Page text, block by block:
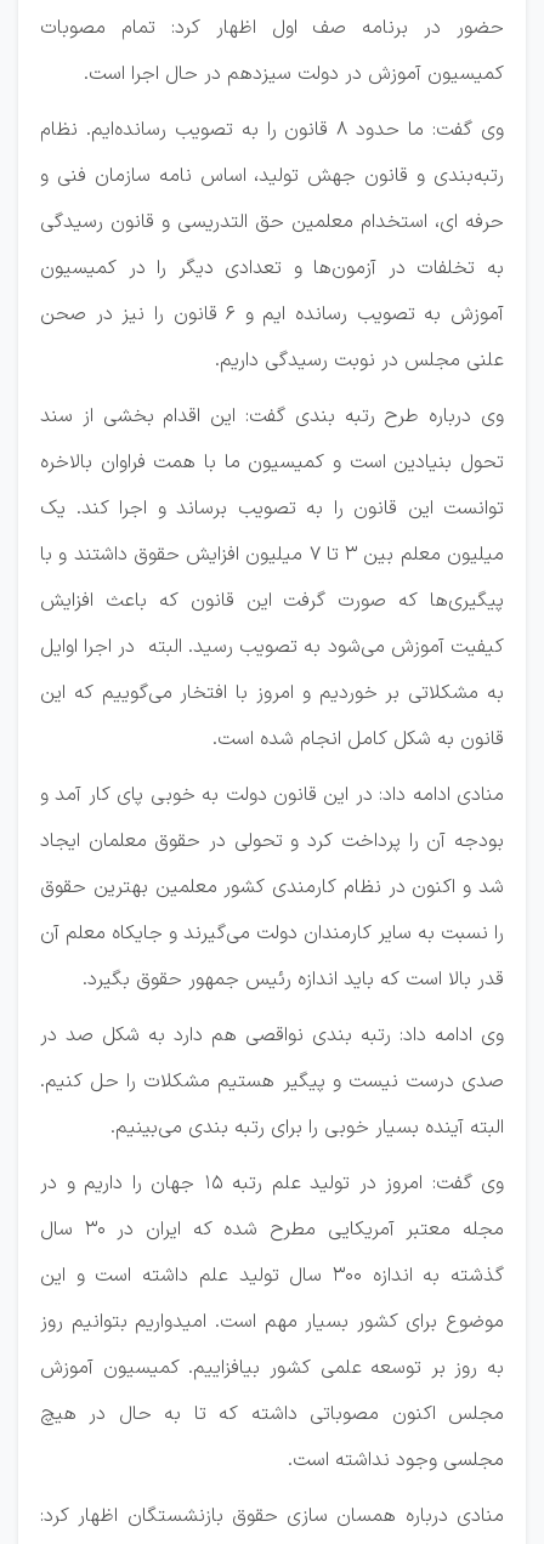
حضور در برنامه صف اول اظهار کرد: تمام مصوبات
کمیسیون آموزش در دولت سیزدهم در حال اجرا است.
وی گفت: ما حدود ۸ قانون را به تصویب رسانده‌ایم. نظام
رتبه‌بندی و قانون جهش تولید، اساس نامه سازمان فنی و
حرفه ای، استخدام معلمین حق التدریسی و قانون رسیدگی
به تخلفات در آزمون‌ها و تعدادی دیگر را در کمیسیون
آموزش به تصویب رسانده ایم و ۶ قانون را نیز در صحن
علنی مجلس در نوبت رسیدگی داریم.
وی درباره طرح رتبه بندی گفت:‌ این اقدام بخشی از سند
تحول بنیادین است و کمیسیون ما با همت فراوان بالاخره
توانست این قانون را به تصویب برساند و اجرا کند. یک
میلیون معلم بین ۳ تا ۷ میلیون افزایش حقوق داشتند و با
پیگیری‌ها که صورت گرفت این قانون که باعث افزایش
کیفیت آموزش می‌شود به تصویب رسید. البته در اجرا اوایل
به مشکلاتی بر خوردیم و امروز با افتخار می‌گوییم که این
قانون به شکل کامل انجام شده است.
منادی ادامه داد:‌ در این قانون دولت به خوبی پای کار آمد و
بودجه آن را پرداخت کرد و تحولی در حقوق معلمان ایجاد
شد و اکنون در نظام کارمندی کشور معلمین بهترین حقوق
را نسبت به سایر کارمندان دولت می‌گیرند و جایکاه معلم آن
قدر بالا است که باید اندازه رئیس جمهور حقوق بگیرد.
وی ادامه داد:‌ رتبه بندی نواقصی هم دارد به شکل صد در
صدی درست نیست و پیگیر هستیم مشکلات را حل کنیم.
البته آینده بسیار خوبی را برای رتبه بندی می‌بینیم.
وی گفت: امروز در تولید علم رتبه ۱۵ جهان را داریم و در
مجله معتبر آمریکایی مطرح شده که ایران در ۳۰ سال
گذشته به اندازه ۳۰۰ سال تولید علم داشته است و این
موضوع برای کشور بسیار مهم است. امیدواریم بتوانیم روز
به روز بر توسعه علمی کشور بیافزاییم. کمیسیون آموزش
مجلس اکنون مصوباتی داشته که تا به حال در هیچ
مجلسی وجود نداشته است.
منادی درباره همسان سازی حقوق بازنشستگان اظهار کرد: